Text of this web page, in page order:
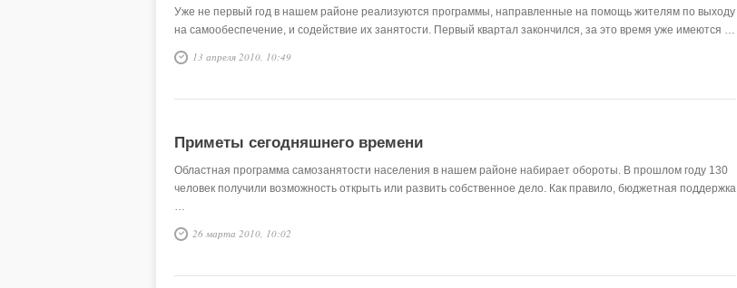
Уже не первый год в нашем районе реализуются программы, направленные на помощь жителям по выходу
на самообеспечение, и содействие их занятости. Первый квартал закончился, за это время уже имеются …
13 апреля 2010, 10:49
Приметы сегодняшнего времени
Областная программа самозанятости населения в нашем районе набирает обороты. В прошлом году 130
человек получили возможность открыть или развить собственное дело. Как правило, бюджетная поддержка
…
26 марта 2010, 10:02